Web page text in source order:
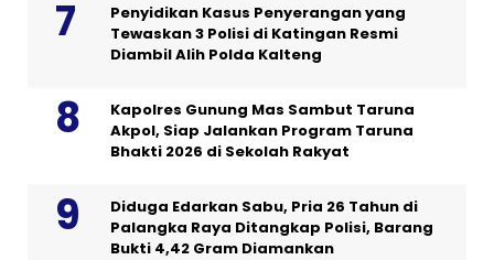
Penyidikan Kasus Penyerangan yang
Tewaskan 3 Polisi di Katingan Resmi
Diambil Alih Polda Kalteng
Kapolres Gunung Mas Sambut Taruna
Akpol, Siap Jalankan Program Taruna
Bhakti 2026 di Sekolah Rakyat
Diduga Edarkan Sabu, Pria 26 Tahun di
Palangka Raya Ditangkap Polisi, Barang
Bukti 4,42 Gram Diamankan